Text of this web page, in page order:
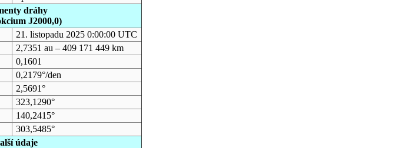
dráhy
J2000,0)
21. listopadu 2025 0:00:00 UTC
2,7351 au – 409 171 449 km
0,1601
0,2179°/den
2,5691°
323,1290°
140,2415°
303,5485°
údaje